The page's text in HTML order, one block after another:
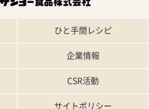
ひと手間レシピ
企業情報
CSR活動
サイトポリシー